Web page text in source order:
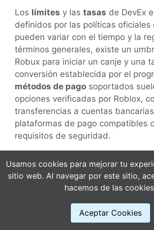
Los límites y las tasas de DevEx
definidos por las políticas oficiales
pueden variar con el tiempo y la
términos generales, existe un
Robux para iniciar un canje y una
conversión establecida por el
métodos de pago soportados
opciones verificadas por Roblox,
transferencias a cuentas
plataformas de pago compatibles
requisitos de seguridad.
Además, la frecuencia de los
depender del ciclo de pagos de
cantidad canjeada en cada
mensualmente o según un
específico, siempre sujeto a la
Usamos cookies para mejorar tu
sitio web. Al navegar por este sitio,
hacemos de las
Aceptar Cookies